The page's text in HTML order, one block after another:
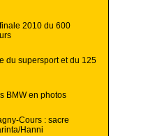
2010 du 600
du supersport et du 125
BMW en photos
Cours : sacre
Hanni